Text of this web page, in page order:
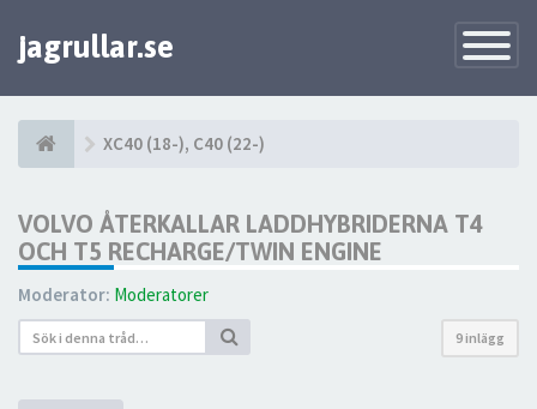
Toggle
jagrullar.se
XC40 (18-), C40 (22-)
VOLVO ÅTERKALLAR LADDHYBRIDERNA T4
OCH T5 RECHARGE/TWIN ENGINE
Moderator: Moderatorer
9 inlägg